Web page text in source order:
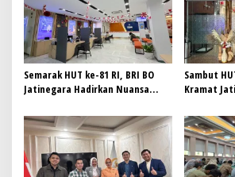
Semarak HUT ke-81 RI, BRI BO
Jatinegara Hadirkan Nuansa
Kantor
Sambut
Kramat